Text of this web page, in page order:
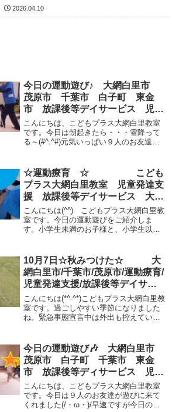
2026.04.10
今日の運動遊び♪ 大網白里市
茂原市 千葉市 白子町 東金
市 放課後等デイサービス 児童
発達支援
こんにちは、こどもプラス大網白里教室
です。今日は朝起きたら・・・雪降って
る～(#^.^#)元気いっぱい９人のお友達が
に変身(^^)/次は、レスキュー隊！隊員に
なりきり救...
☆運動療育 ☆ こども
プラス大網白里教室 児童発達支
援 放課後等デイサービス 大網
白里市 茂原市 白子町
こんにちは(^^) こどもプラス大網白里教
室です。今日の運動遊びをご紹介しま
す。小学生未満のお子様と、小学生以上
間です。箱の中に一人ずつ手を入れて中
身を確認！声に出さ...
10月7日☆秋みつけた☆ 大
網白里市/千葉市/茂原市/運動療育/
児童発達支援/放課後等デイサー
ビス/教室見学・体験
こんにちは(*^-^*)こどもプラス大網白里教
室です。過ごしやすい季節になりました
ね。緊急事態宣言中は外出も控えていた
お散歩！とアピール．．．言葉の表出が
まだ少し難しい...
今日の運動遊び🎶 大網白里市
茂原市 白子町 千葉市 東金
市 放課後等ディサービス 児童
発達支援
こんにちは、こどもプラス大網白里教室
です。今日は９人のお友達が遊びに来て
くれました(/・ω・)/早速ですが今日の運